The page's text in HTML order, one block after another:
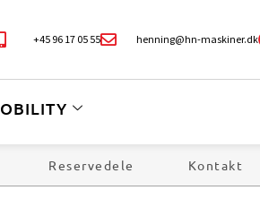
+45 96 17 05 55 henning@hn-maskiner.dk
Reservedele Kontakt